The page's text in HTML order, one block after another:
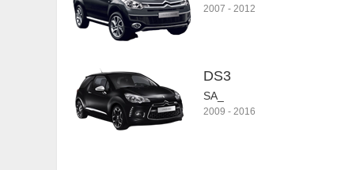
2007 - 2012
DS3
SA_
2009 - 2016